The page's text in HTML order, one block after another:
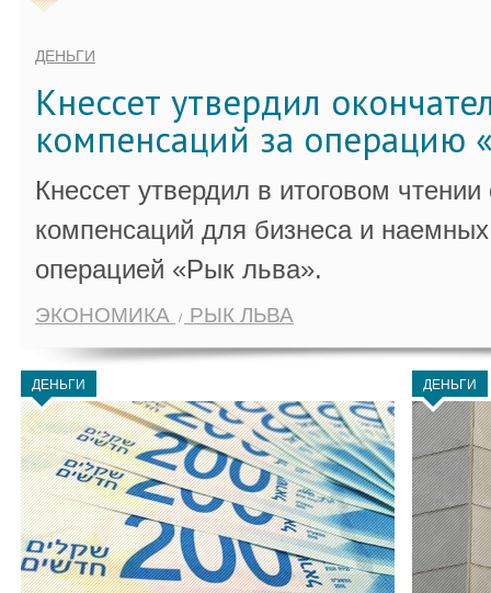
ДЕНЬГИ
Кнессет утвердил
компенсаций за операцию
Кнессет утвердил в итоговом
компенсаций для бизнеса и
операцией «Рык льва».
ЭКОНОМИКА РЫК ЛЬВА
ДЕНЬГИ ДЕНЬГИ